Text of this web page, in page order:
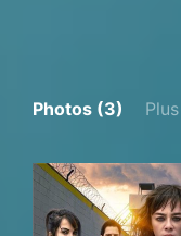
Photos (3) Plus